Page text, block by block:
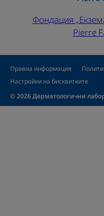
Фондация
Pierre
Правна информация
Настройки на бисквитките
© 2026 Дерматологични